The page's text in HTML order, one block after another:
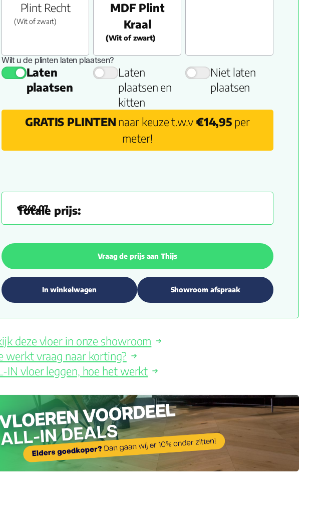
Plint Recht
(Wit of zwart)
MDF Plint
Kraal
(Wit of zwart)
Wilt u de plinten laten plaatsen?
Laten
plaatsen
Laten
plaatsen en
kitten
Niet laten
plaatsen
GRATIS PLINTEN naar keuze t.w.v€14,95 per
meter!
€242.07
Vraag de prijs aan Thijs
In winkelwagen Showroom afspraak
deze vloer in onze showroom
werkt vraag naar korting?
IN vloer leggen, hoe het werkt